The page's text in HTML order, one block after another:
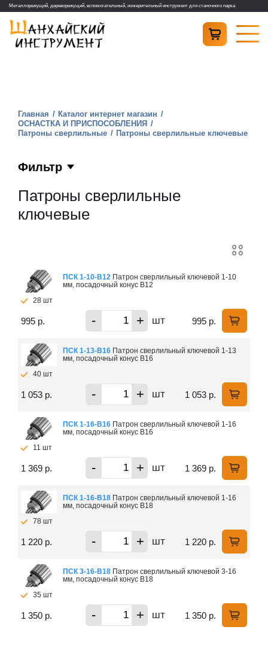
Металлорежущий, дереворежущий, вспомогательный, измерительный инструмент для станочного парка
Главная
Каталог интернет магазин
ОСНАСТКА И ПРИСПОСОБЛЕНИЯ
Патроны сверлильные
Патроны сверлильные ключевые
Фильтр
Патроны сверлильные
ключевые
ПСК 1-10-B12 Патрон сверлильный ключевой 1-10
мм, посадочный конус В12
28 шт
995 р. - + шт 995 р.
ПСК 1-13-B16 Патрон сверлильный ключевой 1-13
мм, посадочный конус В16
40 шт
1 053 р. - + шт 1 053 р.
ПСК 1-16-B16 Патрон сверлильный ключевой 1-16
мм, посадочный конус В16
11 шт
1 369 р. - + шт 1 369 р.
ПСК 1-16-B18 Патрон сверлильный ключевой 1-16
мм, посадочный конус В18
78 шт
1 220 р. - + шт 1 220 р.
ПСК 3-16-B18 Патрон сверлильный ключевой 3-16
мм, посадочный конус В18
35 шт
1 350 р. - + шт 1 350 р.